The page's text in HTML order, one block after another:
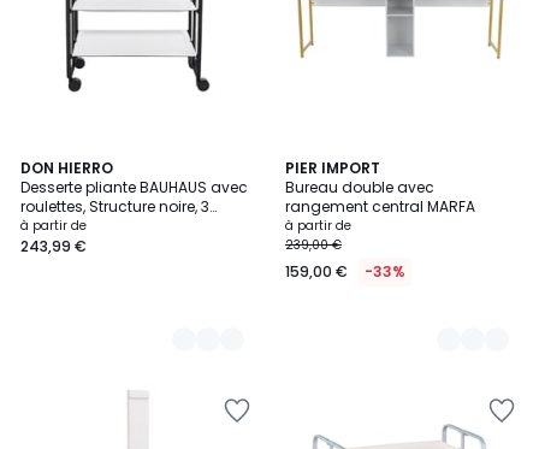
DON HIERRO
Desserte pliante BAUHAUS avec
roulettes, Structure noire, 3
niveaux, 3 positions
à partir de
243,99 €
5
Couleurs
PIER IMPORT
Bureau double avec
rangement central MARFA
à partir de
239,00 €
159,00 € -33%
5
Couleurs